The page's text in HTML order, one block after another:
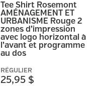
Tee Shirt Rosemont
AMÉNAGEMENT ET
URBANISME Rouge 2
zones d’impression
avec logo horizontal à
l’avant et programme
au dos
RÉGULIER
25,95 $